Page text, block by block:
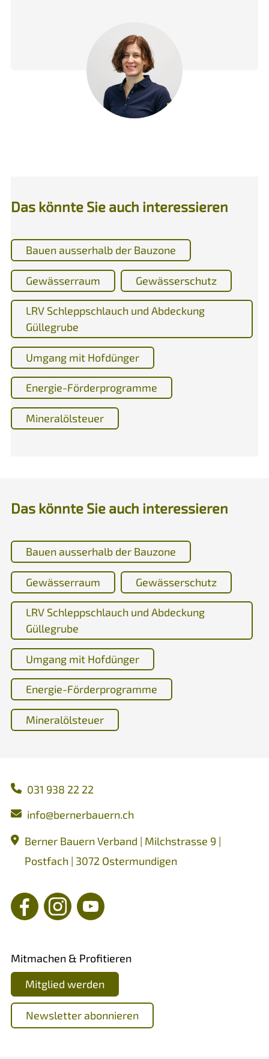
Das könnte Sie auch interessieren
Bauen ausserhalb der Bauzone
Gewässerraum Gewässerschutz
LRV Schleppschlauch und Abdeckung
Güllegrube
Umgang mit Hofdünger
Energie-Förderprogramme
Mineralölsteuer
Das könnte Sie auch interessieren
Bauen ausserhalb der Bauzone
Gewässerraum Gewässerschutz
LRV Schleppschlauch und Abdeckung
Güllegrube
Umgang mit Hofdünger
Energie-Förderprogramme
Mineralölsteuer
031 938 22 22
nf
b rn rb rn ch
Berner Bauern Verband | Milchstrasse 9 |
Postfach | 3072 Ostermundigen
Mitmachen & Profitieren
Mitglied werden
Newsletter abonnieren